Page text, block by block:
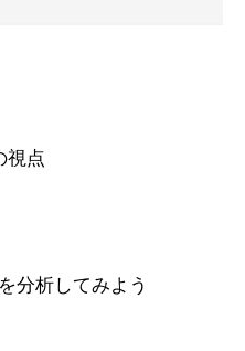
視点
分析してみよう